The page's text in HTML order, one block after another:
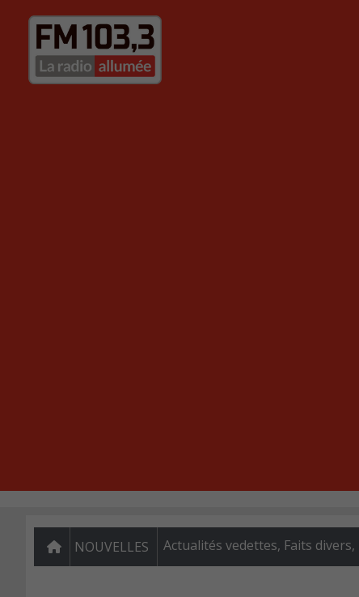
NOUVELLES Actualités vedettes, Faits divers,